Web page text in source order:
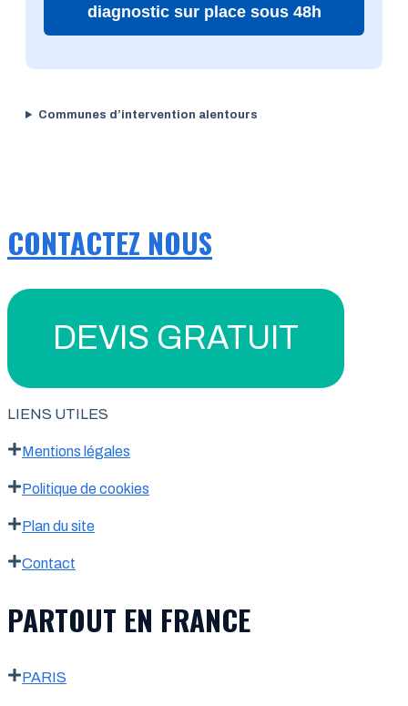
diagnostic sur place sous 48h
Communes d’intervention alentours
CONTACTEZ NOUS
DEVIS GRATUIT
LIENS UTILES
Mentions légales
Politique de cookies
Plan du site
Contact
PARTOUT EN FRANCE
PARIS